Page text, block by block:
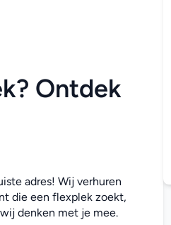
Ontdek
adres! Wij verhuren
die een flexplek zoekt,
denken met je mee.